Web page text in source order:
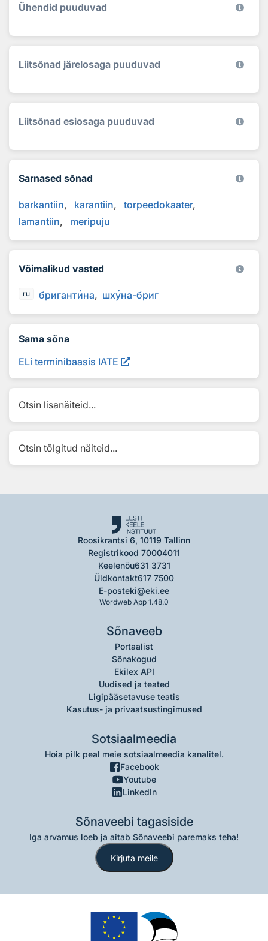
Ühendid puuduvad
Liitsõnad järelosaga puuduvad
Liitsõnad esiosaga puuduvad
Sarnased sõnad
barkantiin karantiin
torpeedokaater
lamantiin
meripuju
Võimalikud vasted
ru бригантина шхуна-бриг
Sama sõna
ELi terminibaasis IATE
Otsin lisanäiteid...
Otsin tõlgitud näiteid...
Roosikrantsi 6, 10119 Tallinn
Registrikood 70004011
Keelenõu631 3731
Üldkontakt617 7500
E-posteki@eki.ee
Wordweb App 1.48.0
Sõnaveeb
Portaalist
Sõnakogud
Ekilex API
Uudised ja teated
Ligipääsetavuse teatis
Kasutus- ja privaatsustingimused
Sotsiaalmeedia
Hoia pilk peal meie sotsiaalmeedia kanalitel.
Facebook
Youtube
LinkedIn
Sõnaveebi tagasiside
Iga arvamus loeb ja aitab Sõnaveebi paremaks teha!
Kirjuta meile